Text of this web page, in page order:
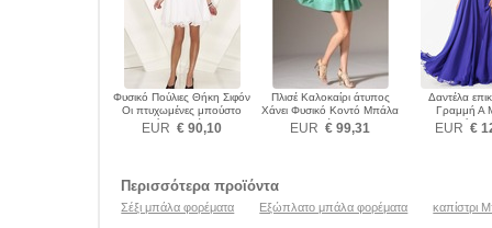
Φυσικό Πούλιες Θήκη Σιφόν
Οι πτυχωμένες μπούστο
Μπάλα φορέματα
EUR € 90,10
Πλισέ Καλοκαίρι άτυπος
Χάνει Φυσικό Κοντό Μπάλα
φορέματα
EUR € 99,31
Δαντέλα
Γραμμή Α
EUR €
Περισσότερα προϊόντα
Σέξι μπάλα φορέματα Εξώπλατο μπάλα φορέματα καπίστρι